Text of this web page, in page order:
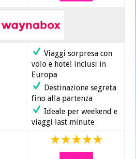
Viaggi sorpresa con
volo e hotel inclusi in
Europa
Destinazione segreta
fino alla partenza
Ideale per weekend e
viaggi last minute